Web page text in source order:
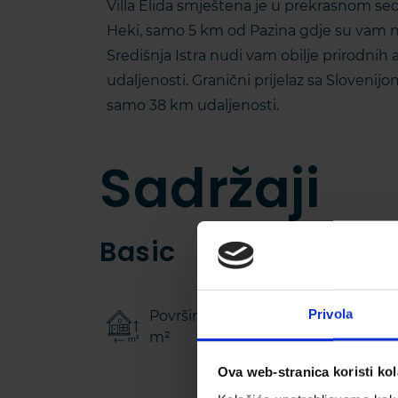
Privola
Ova web-stranica koristi
Villa Elida smještena je u prekrasnom
Heki, samo 5 km od Pazina gdje su
Središnja Istra nudi vam obilje prirodnih
udaljenosti. Granični prijelaz sa
samo 38 km udaljenosti.
Sadržaji
Basic
Površina kuće: 127
m²